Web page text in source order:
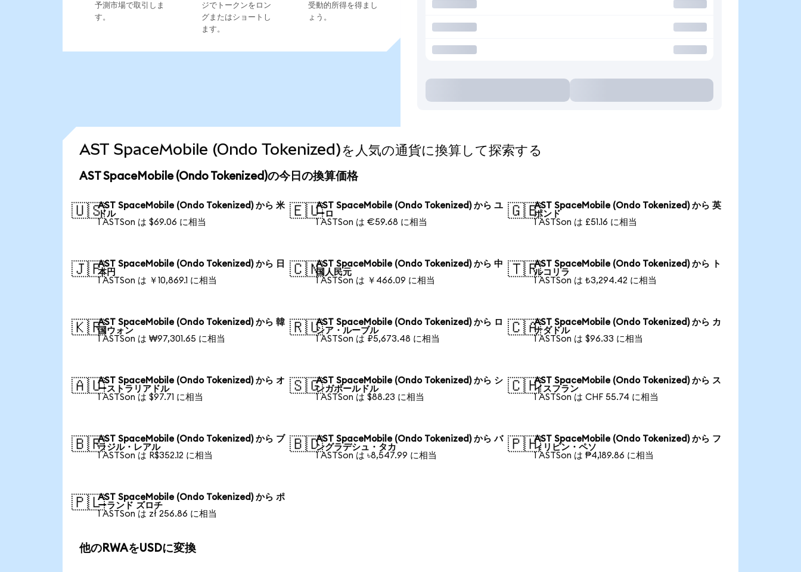
予測市場で取引しま
す。
ジでトークンをロン
グまたはショートし
ます。
受動的所得を得まし
ょう。
AST SpaceMobile (Ondo Tokenized)を人気の通貨に換算して探索する
AST SpaceMobile (Ondo Tokenized)の今日の換算価格
🇺🇸AST SpaceMobile (Ondo Tokenized) から 米
ドル
1 ASTSon は $69.06 に相当
🇪🇺AST SpaceMobile (Ondo Tokenized) から ユ
ーロ
1 ASTSon は €59.68 に相当
🇬🇧AST SpaceMobile (Ondo Tokenized) から 英
ポンド
1 ASTSon は £51.16 に相当
🇯🇵AST SpaceMobile (Ondo Tokenized) から 日
本円
1 ASTSon は ￥10,869.1 に相当
🇨🇳AST SpaceMobile (Ondo Tokenized) から 中
国人民元
1 ASTSon は ￥466.09 に相当
🇹🇷AST SpaceMobile (Ondo Tokenized) から ト
ルコリラ
1 ASTSon は ₺3,294.42 に相当
🇰🇷AST SpaceMobile (Ondo Tokenized) から 韓
国ウォン
1 ASTSon は ₩97,301.65 に相当
🇷🇺AST SpaceMobile (Ondo Tokenized) から ロ
シア・ルーブル
1 ASTSon は ₽5,673.48 に相当
🇨🇦AST SpaceMobile (Ondo Tokenized) から カ
ナダドル
1 ASTSon は $96.33 に相当
🇦🇺AST SpaceMobile (Ondo Tokenized) から オ
ーストラリアドル
1 ASTSon は $97.71 に相当
🇸🇬AST SpaceMobile (Ondo Tokenized) から シ
ンガポールドル
1 ASTSon は $88.23 に相当
🇨🇭AST SpaceMobile (Ondo Tokenized) から ス
イスフラン
1 ASTSon は CHF 55.74 に相当
🇧🇷AST SpaceMobile (Ondo Tokenized) から ブ
ラジル・レアル
1 ASTSon は R$352.12 に相当
🇧🇩AST SpaceMobile (Ondo Tokenized) から バ
ングラデシュ・タカ
1 ASTSon は ৳8,547.99 に相当
🇵🇭AST SpaceMobile (Ondo Tokenized) から フ
ィリピン・ペソ
1 ASTSon は ₱4,189.86 に相当
🇵🇱AST SpaceMobile (Ondo Tokenized) から ポ
ーランド ズロチ
1 ASTSon は zł 256.86 に相当
他のRWAをUSDに変換